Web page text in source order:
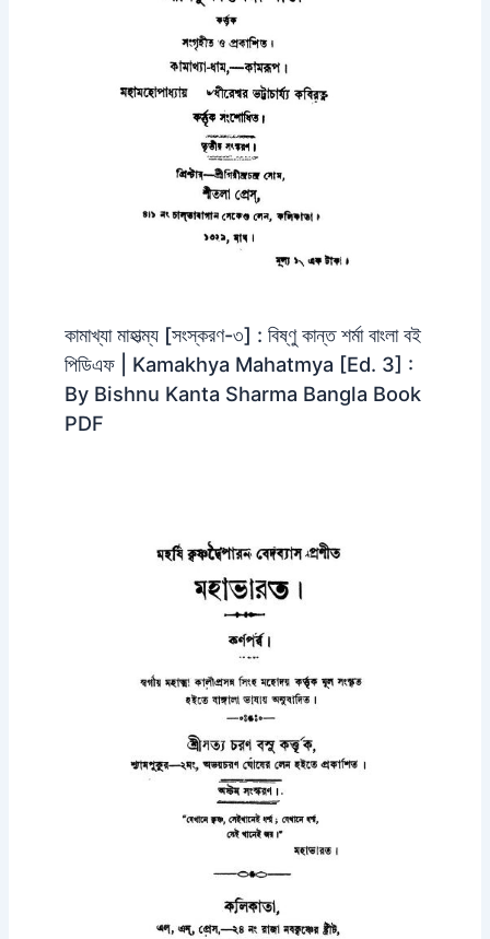
কামাখ্যা মাহাত্ম্য [সংস্করণ-৩] : বিষ্ণু কান্ত শর্মা বাংলা বই
পিডিএফ | Kamakhya Mahatmya [Ed. 3] :
By Bishnu Kanta Sharma Bangla Book
PDF